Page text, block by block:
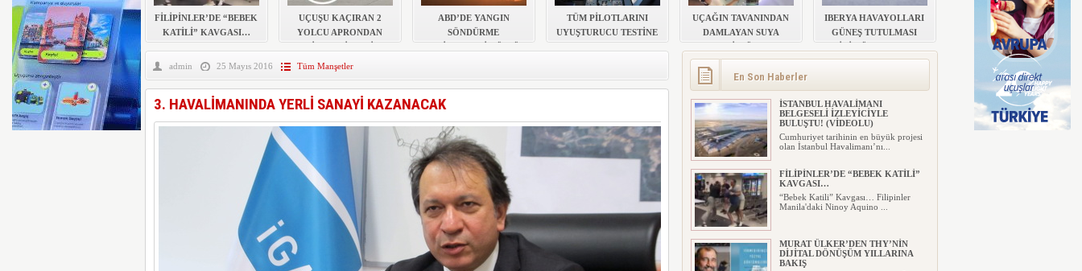
TEKSAS’TA ÖZEL UÇAK DÜŞTÜ
FİLİPİNLER’DE “BEBEK
KATİLİ” KAVGASI…
UÇUŞU KAÇIRAN 2
YOLCU APRONDAN
ABD’DE YANGIN
SÖNDÜRME
TÜM PİLOTLARINI
UYUŞTURUCU TESTİNE
UÇAĞIN TAVANINDAN
DAMLAYAN SUYA
IBERYA HAVAYOLLARI
GÜNEŞ TUTULMASI
DÜZENLİYOR
admin 25 Mayıs 2016 Tüm Manşetler
3. HAVALİMANINDA YERLİ SANAYİ KAZANACAK
En Son Haberler
İSTANBUL HAVALİMANI
BELGESELİ İZLEYİCİYLE
BULUŞTU! (VİDEOLU)
Cumhuriyet tarihinin en büyük projesi
olan İstanbul Havalimanı’nı...
FİLİPİNLER’DE “BEBEK KATİLİ”
KAVGASI…
“Bebek Katili” Kavgası… Filipinler
Manila'daki Ninoy Aquino ...
MURAT ÜLKER’DEN THY’NİN
DİJİTAL DÖNÜŞÜM YILLARINA
BAKIŞ